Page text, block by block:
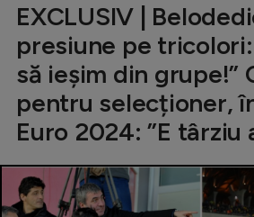
SuperLiga
Liga 2
Cupa României
EXCLUSIV |
presiune pe
să ieșim din grupe!”
pentru selecționer,
Euro 2024: ”E târziu